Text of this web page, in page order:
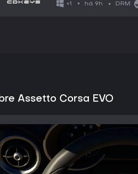
+1 há 9h DRM:
Assetto Corsa EVO